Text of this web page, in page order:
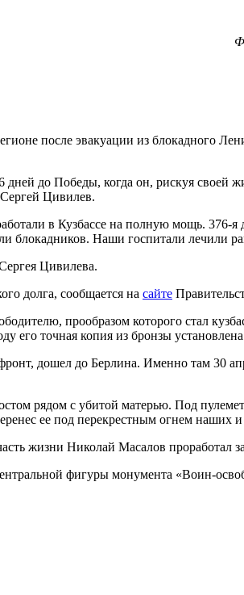
после эвакуации из блокадного
до Победы, когда он, рискуя своей
Цивилев.
в Кузбассе на полную мощь. 376-я
блокадников. Наши госпитали лечили
Цивилева.
долга, сообщается на сайте
прообразом которого стал
его точная копия из бронзы
дошел до Берлина. Именно там 30
рядом с убитой матерью. Под
ее под перекрестным огнем наших
жизни Николай Масалов проработал
фигуры монумента «Воин-